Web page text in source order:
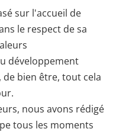
sur l'accueil de
le respect de sa
développement
bien être, tout cela
nous avons rédigé
tous les moments